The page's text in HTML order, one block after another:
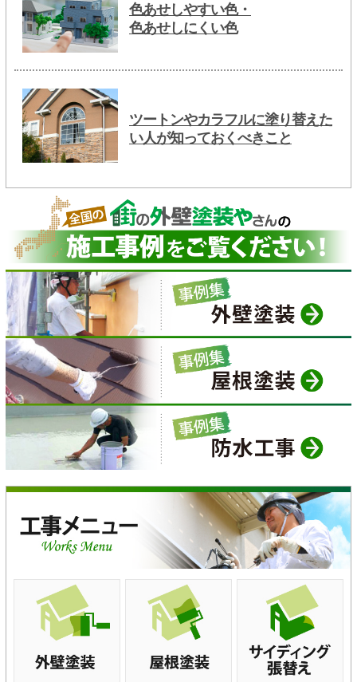
色あせしやすい色・
色あせしにくい色
ツートンやカラフルに塗り替えた
い人が知っておくべきこと